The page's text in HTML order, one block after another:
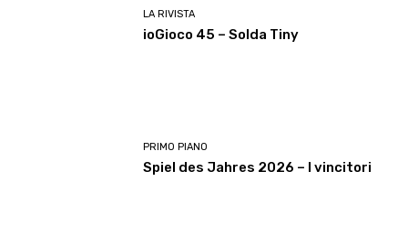
LA RIVISTA
ioGioco 45 – Solda Tiny
PRIMO PIANO
Spiel des Jahres 2026 – I vincitori